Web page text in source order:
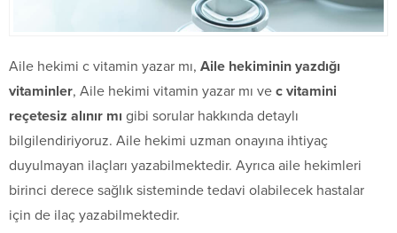
Aile hekimi c vitamin yazar mı, Aile hekiminin yazdığı
vitaminler, Aile hekimi vitamin yazar mı ve c vitamini
reçetesiz alınır mı gibi sorular hakkında detaylı
bilgilendiriyoruz. Aile hekimi uzman onayına ihtiyaç
duyulmayan ilaçları yazabilmektedir. Ayrıca aile hekimleri
birinci derece sağlık sisteminde tedavi olabilecek hastalar
için de ilaç yazabilmektedir.